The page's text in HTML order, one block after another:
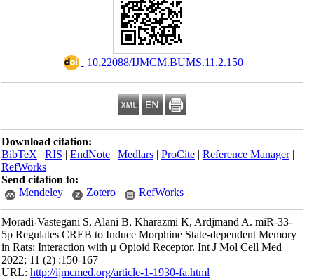
‎ 10.22088/IJMCM.BUMS.11.2.150
Download citation:
BibTeX|RIS|EndNote|Medlars|ProCite|Reference Manager
RefWorks
Send citation to:
Mendeley
Zotero RefWorks
Moradi-Vastegani S, Alani B, Kharazmi K, Ardjmand A. miR-33-
5p Regulates CREB to Induce Morphine State-dependent Memory
in Rats: Interaction with µ Opioid Receptor. Int J Mol Cell Med
2022; 11 (2) :150-167
URL:http://ijmcmed.org/article-1-1930-fa.html